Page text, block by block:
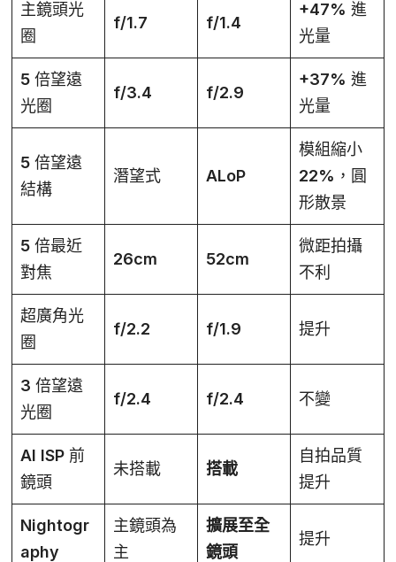
主鏡頭光
圈
f/1.7 f/1.4
+47% 進
光量
5 倍望遠
光圈
f/3.4 f/2.9
+37% 進
光量
5 倍望遠
結構
潛望式 ALoP
模組縮小
22%，圓
形散景
5 倍最近
對焦
26cm 52cm
微距拍攝
不利
超廣角光
圈
f/2.2 f/1.9 提升
3 倍望遠
光圈
f/2.4 f/2.4 不變
AI ISP 前
鏡頭
未搭載 搭載
自拍品質
提升
Nightogr
aphy
主鏡頭為
主
擴展至全
鏡頭
提升